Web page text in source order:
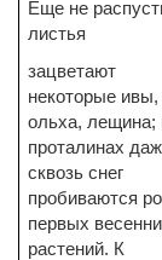
Еще не
листья
зацветают
некоторые ивы,
ольха, лещина;
проталинах
сквозь снег
пробиваются
первых
растений. К